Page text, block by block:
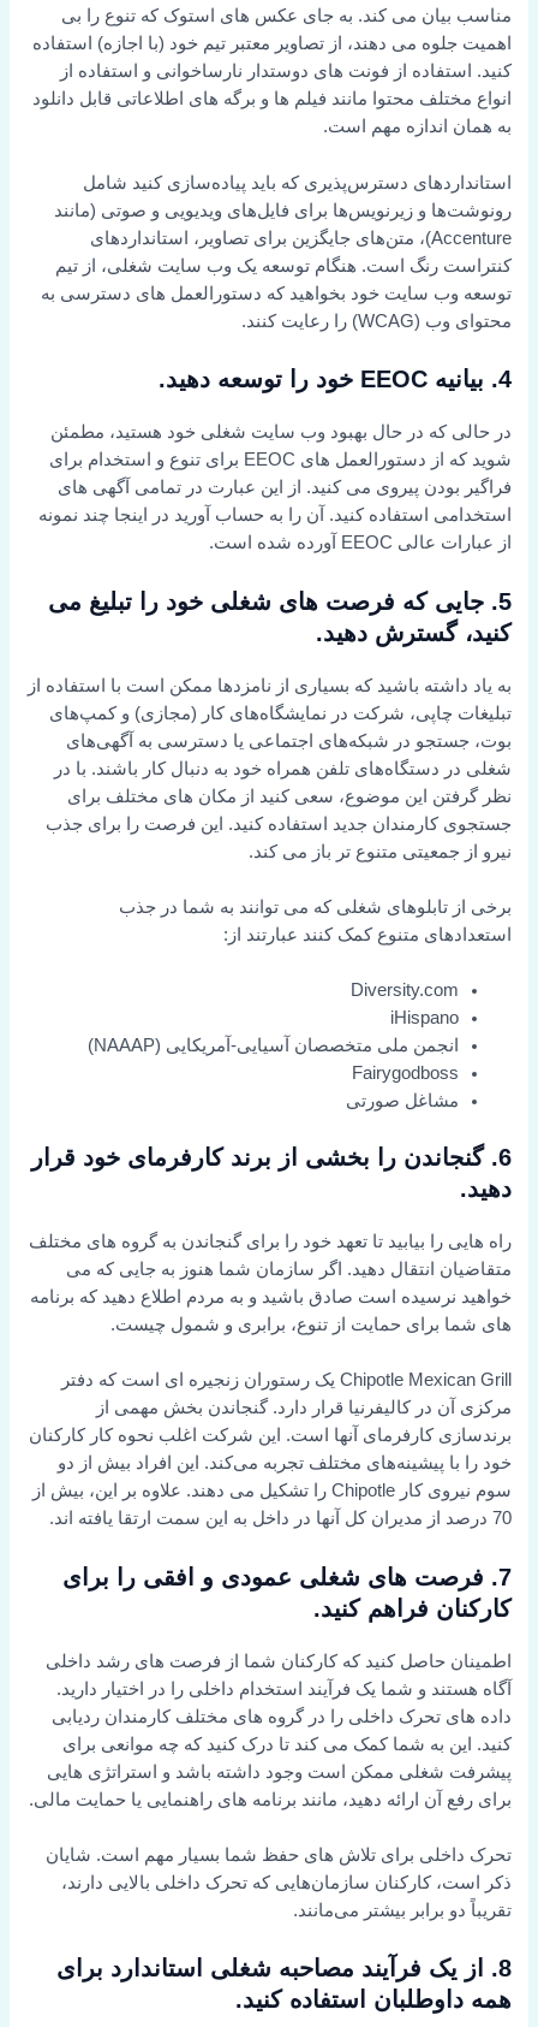
مناسب بیان می کند. به جای عکس های استوک که تنوع را بی
اهمیت جلوه می دهند، از تصاویر معتبر تیم خود (با اجازه) استفاده
کنید. استفاده از فونت های دوستدار نارساخوانی و استفاده از
انواع مختلف محتوا مانند فیلم ها و برگه های اطلاعاتی قابل دانلود
به همان اندازه مهم است.
استانداردهای دسترس‌پذیری که باید پیاده‌سازی کنید شامل
رونوشت‌ها و زیرنویس‌ها برای فایل‌های ویدیویی و صوتی (مانند
Accenture)، متن‌های جایگزین برای تصاویر، استانداردهای
کنتراست رنگ است. هنگام توسعه یک وب سایت شغلی، از تیم
توسعه وب سایت خود بخواهید که دستورالعمل های دسترسی به
محتوای وب (WCAG) را رعایت کنند.
4. بیانیه EEOC خود را توسعه دهید.
در حالی که در حال بهبود وب سایت شغلی خود هستید، مطمئن
شوید که از دستورالعمل های EEOC برای تنوع و استخدام برای
فراگیر بودن پیروی می کنید. از این عبارت در تمامی آگهی های
استخدامی استفاده کنید. آن را به حساب آورید در اینجا چند نمونه
از عبارات عالی EEOC آورده شده است.
5. جایی که فرصت های شغلی خود را تبلیغ می
کنید، گسترش دهید.
به یاد داشته باشید که بسیاری از نامزدها ممکن است با استفاده از
تبلیغات چاپی، شرکت در نمایشگاه‌های کار (مجازی) و کمپ‌های
بوت، جستجو در شبکه‌های اجتماعی یا دسترسی به آگهی‌های
شغلی در دستگاه‌های تلفن همراه خود به دنبال کار باشند. با در
نظر گرفتن این موضوع، سعی کنید از مکان های مختلف برای
جستجوی کارمندان جدید استفاده کنید. این فرصت را برای جذب
نیرو از جمعیتی متنوع تر باز می کند.
برخی از تابلوهای شغلی که می توانند به شما در جذب
استعدادهای متنوع کمک کنند عبارتند از:
Diversity.com
iHispano
انجمن ملی متخصصان آسیایی-آمریکایی (NAAAP)
Fairygodboss
مشاغل صورتی
6. گنجاندن را بخشی از برند کارفرمای خود قرار
دهید.
راه هایی را بیابید تا تعهد خود را برای گنجاندن به گروه های مختلف
متقاضیان انتقال دهید. اگر سازمان شما هنوز به جایی که می
خواهید نرسیده است صادق باشید و به مردم اطلاع دهید که برنامه
های شما برای حمایت از تنوع، برابری و شمول چیست.
Chipotle Mexican Grill یک رستوران زنجیره ای است که دفتر
مرکزی آن در کالیفرنیا قرار دارد. گنجاندن بخش مهمی از
برندسازی کارفرمای آنها است. این شرکت اغلب نحوه کار کارکنان
خود را با پیشینه‌های مختلف تجربه می‌کند. این افراد بیش از دو
سوم نیروی کار Chipotle را تشکیل می دهند. علاوه بر این، بیش از
70 درصد از مدیران کل آنها در داخل به این سمت ارتقا یافته اند.
7. فرصت های شغلی عمودی و افقی را برای
کارکنان فراهم کنید.
اطمینان حاصل کنید که کارکنان شما از فرصت های رشد داخلی
آگاه هستند و شما یک فرآیند استخدام داخلی را در اختیار دارید.
داده های تحرک داخلی را در گروه های مختلف کارمندان ردیابی
کنید. این به شما کمک می کند تا درک کنید که چه موانعی برای
پیشرفت شغلی ممکن است وجود داشته باشد و استراتژی هایی
برای رفع آن ارائه دهید، مانند برنامه های راهنمایی یا حمایت مالی.
تحرک داخلی برای تلاش های حفظ شما بسیار مهم است. شایان
ذکر است، کارکنان سازمان‌هایی که تحرک داخلی بالایی دارند،
تقریباً دو برابر بیشتر می‌مانند.
8. از یک فرآیند مصاحبه شغلی استاندارد برای
همه داوطلبان استفاده کنید.